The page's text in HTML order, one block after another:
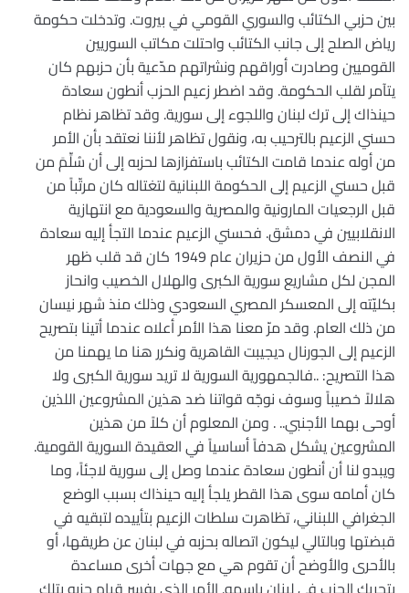
بين حزبي الكتائب والسوري القومي في بيروت. وتدخلت حكومة
رياض الصلح إلى جانب الكتائب واحتلت مكاتب السوريين
القوميين وصادرت أوراقهم ونشراتهم مدّعية بأن حزبهم كان
يتآمر لقلب الحكومة. وقد اضطر زعيم الحزب أنطون سعادة
حينذاك إلى ترك لبنان واللجوء إلى سورية. وقد تظاهر نظام
حسني الزعيم بالترحيب به، ونقول تظاهر لأننا نعتقد بأن الأمر
من أوله عندما قامت الكتائب باستفزازها لحزبه إلى أن سُلِّمَ من
قبل حسني الزعيم إلى الحكومة اللبنانية لتغتاله كان مرتّباً من
قبل الرجعيات المارونية والمصرية والسعودية مع انتهازية
الانقلابيين في دمشق. فحسني الزعيم عندما التجأ إليه سعادة
في النصف الأول من حزيران عام 1949 كان قد قلب ظهر
المجن لكل مشاريع سورية الكبرى والهلال الخصيب وانحاز
بكليّته إلى المعسكر المصري السعودي وذلك منذ شهر نيسان
من ذلك العام. وقد مرّ معنا هذا الأمر أعلاه عندما أتينا بتصريح
الزعيم إلى الجورنال ديجيبت القاهرية ونكرر هنا ما يهمنا من
هذا التصريح: ..فالجمهورية السورية لا تريد سورية الكبرى ولا
هلالاً خصيباً وسوف نوجّه قواتنا ضد هذين المشروعين اللذين
أوحى بهما الأجنبي.. . ومن المعلوم أن كلاً من هذين
المشروعين يشكل هدفاً أساسياً في العقيدة السورية القومية.
ويبدو لنا أن أنطون سعادة عندما وصل إلى سورية لاجئاً، وما
كان أمامه سوى هذا القطر يلجأ إليه حينذاك بسبب الوضع
الجغرافي اللبناني، تظاهرت سلطات الزعيم بتأييده لتبقيه في
قبضتها وبالتالي ليكون اتصاله بحزبه في لبنان عن طريقها، أو
بالأحرى والأوضح أن تقوم هي مع جهات أخرى مساعدة